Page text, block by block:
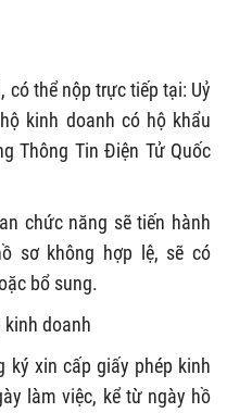
có thể nộp trực tiếp tại: Uỷ
kinh doanh có hộ khẩu
Thông Tin Điện Tử Quốc
chức năng sẽ tiến hành
sơ không hợp lệ, sẽ có
bổ sung.
kinh doanh
ký xin cấp giấy phép kinh
làm việc, kể từ ngày hồ